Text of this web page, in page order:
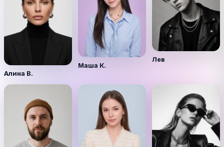
Алина В.
Маша К.
Лев